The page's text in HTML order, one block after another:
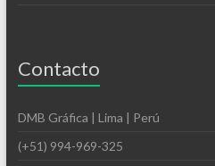
Contacto
DMB Gráfica | Lima | Perú
(+51) 994-969-325